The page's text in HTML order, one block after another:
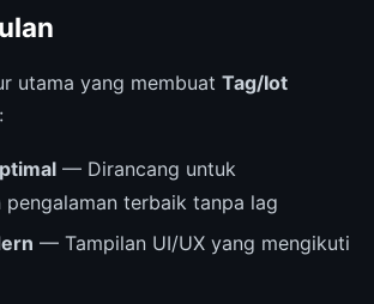
utama yang membuat Tag/Iot
— Dirancang untuk
pengalaman terbaik tanpa lag
— Tampilan UI/UX yang mengikuti